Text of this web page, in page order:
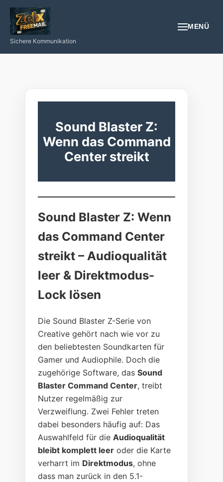
Sichere Kommunikation
MENÜ
GESUNDHEIT
Sound Blaster Z:
Wenn das Command
Center streikt
Sound Blaster Z: Wenn
das Command Center
streikt – Audioqualität
leer & Direktmodus-
Lock lösen
Die Sound Blaster Z-Serie von
Creative gehört nach wie vor zu
den beliebtesten Soundkarten für
Gamer und Audiophile. Doch die
zugehörige Software, dasSound
Blaster Command Center, treibt
Nutzer regelmäßig zur
Verzweiflung. Zwei Fehler treten
dabei besonders häufig auf: Das
Auswahlfeld für dieAudioqualität
bleibt komplett leer oder die Karte
verharrt im Direktmodus, ohne
dass man zurück in den 5.1-